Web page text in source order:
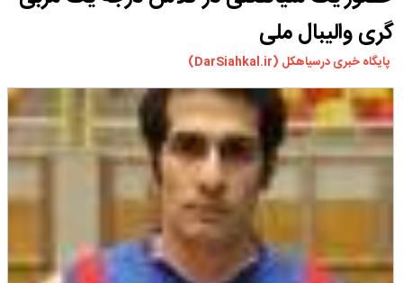
چندرسانه ای
مسیر گردشگری دیلمان
درباره ما
گری والیبال ملی
پایگاه خبری درسیاهکل (DarSiahkal.ir)